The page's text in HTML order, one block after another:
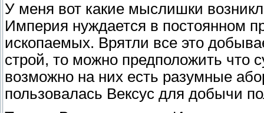
У меня вот какие мыслишки
Империя нуждается в постоянном
ископаемых. Врятли все это
строй, то можно предположить что
возможно на них есть разумные
пользовалась Вексус для добычи